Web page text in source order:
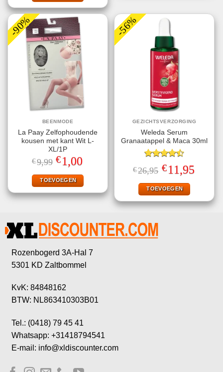
-90%
BEENMODE
La Paay Zelfophoudende
kousen met kant Wit L-
XL/1P
€9,99 Oorspronkelijke
prijs
was:
€9,99.
€1,00
is:
€1,00.
TOEVOEGEN
-56%
GEZICHTSVERZORGING
Weleda Serum
Granaatappel & Maca 30ml
Gewaardeerd
4.50uit 5
€26,95 Oorspronkelijke
prijs
was:
€26,95.
€11,95prijs
TOEVOEGEN
Rozenbogerd 3A-Hal 7
5301 KD Zaltbommel
KvK: 84848162
BTW: NL863410303B01
Tel.: (0418) 79 45 41
Whatsapp: +31418794541
E-mail: info@xldiscounter.com